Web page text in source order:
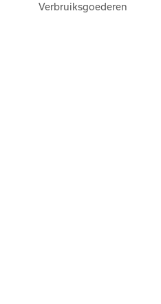
Verbruiksgoederen